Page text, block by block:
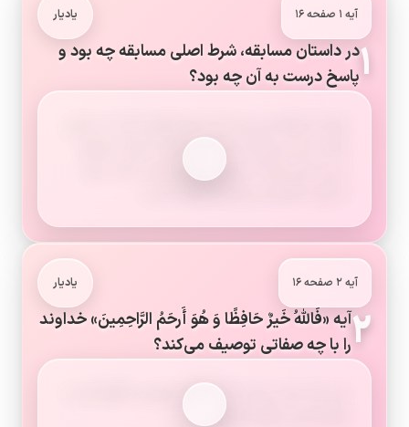
آیه ۱ صفحه ۱۶ یادیار
۱در داستان مسابقه، شرط اصلی مسابقه چه بود و
پاسخ درست به آن چه بود؟
پاکت را باز می‌کردند که کسی آنها را نبیند. پاسخ
درست این بود که چنین جایی وجود ندارد، زیرا
آیه ۲ صفحه ۱۶ یادیار
۲آیه «فَاللهُ خَیرٌ حَافِظًا وَ هُوَ أَرحَمُ الرَّاحِمِینَ» خداوند
را با چه صفاتی توصیف می‌کند؟
این آیه بیان می‌کند که خداوند بهترین نگهدارنده و
مهربان‌ترین مهربانان است.